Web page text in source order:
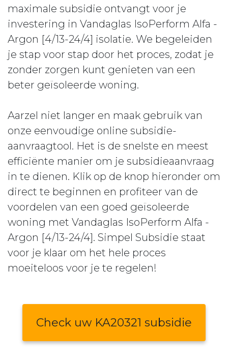
maximale subsidie ontvangt voor je
investering in Vandaglas IsoPerform Alfa -
Argon [4/13-24/4] isolatie. We begeleiden
je stap voor stap door het proces, zodat je
zonder zorgen kunt genieten van een
beter geïsoleerde woning.
Aarzel niet langer en maak gebruik van
onze eenvoudige online subsidie-
aanvraagtool. Het is de snelste en meest
efficiënte manier om je subsidieaanvraag
in te dienen. Klik op de knop hieronder om
direct te beginnen en profiteer van de
voordelen van een goed geïsoleerde
woning met Vandaglas IsoPerform Alfa -
Argon [4/13-24/4]. Simpel Subsidie staat
voor je klaar om het hele proces
moeiteloos voor je te regelen!
Check uw KA20321 subsidie